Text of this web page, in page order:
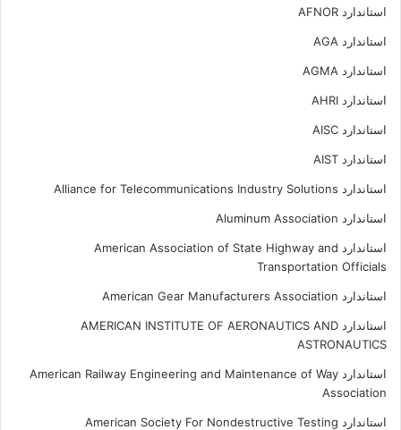
استاندارد AFNOR
استاندارد AGA
استاندارد AGMA
استاندارد AHRI
استاندارد AISC
استاندارد AIST
استاندارد Alliance for Telecommunications Industry Solutions
استاندارد Aluminum Association
استاندارد American Association of State Highway and
Transportation Officials
استاندارد American Gear Manufacturers Association
استاندارد AMERICAN INSTITUTE OF AERONAUTICS AND
ASTRONAUTICS
استاندارد American Railway Engineering and Maintenance of Way
Association
استاندارد American Society For Nondestructive Testing